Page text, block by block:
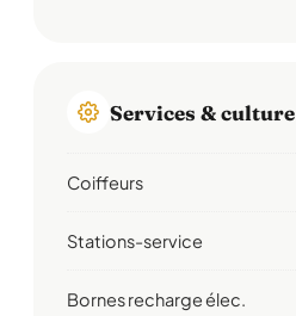
Services & culture
Coiffeurs
Stations-service
Bornes recharge élec.